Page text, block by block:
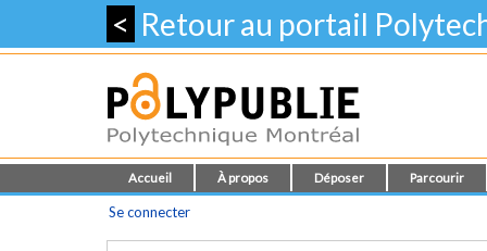
< Retour au portail
Accueil À propos Déposer Parcourir
Se connecter